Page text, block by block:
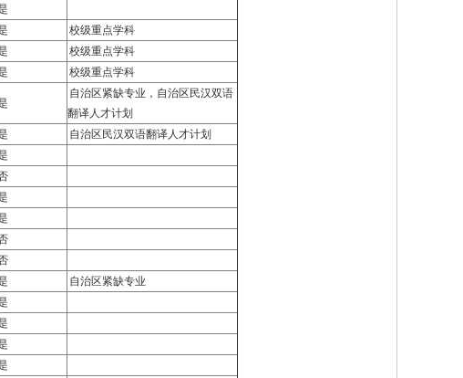
校级重点学科
校级重点学科
校级重点学科
自治区紧缺专业，自治区民汉双语
翻译人才计划
自治区民汉双语翻译人才计划
自治区紧缺专业